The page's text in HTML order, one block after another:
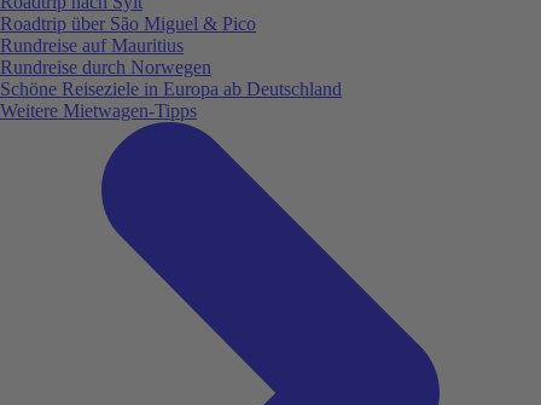
Roadtrip über São Miguel & Pico
Rundreise auf Mauritius
Rundreise durch Norwegen
Schöne Reiseziele in Europa ab Deutschland
Weitere Mietwagen-Tipps